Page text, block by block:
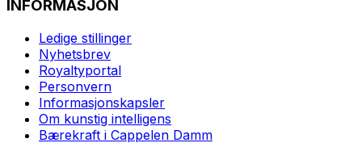
INFORMASJON
Ledige stillinger
Nyhetsbrev
Royaltyportal
Personvern
Informasjonskapsler
Om kunstig intelligens
Bærekraft i Cappelen Damm